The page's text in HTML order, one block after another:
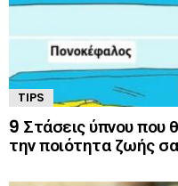
TIPS
9 Στάσεις ύπνου που
την ποιότητα ζωής